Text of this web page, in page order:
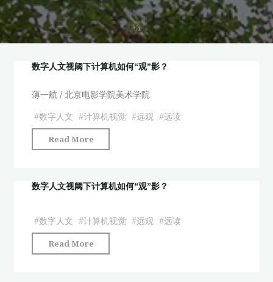
首
页
数字人文视阈下计算机如何“观”影？
薄一航 / 北京电影学院美术学院
#数字人文 #计算机视觉 #远观 #远读
Read More
字
文
阈
数字人文视阈下计算机如何“观”影？
#数字人文 #计算机视觉 #远观 #远读
Read More
字